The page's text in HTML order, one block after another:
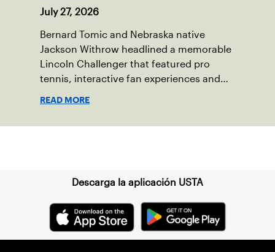
July 27, 2026
Bernard Tomic and Nebraska native
Jackson Withrow headlined a memorable
Lincoln Challenger that featured pro
tennis, interactive fan experiences and
READ MORE
Descarga la aplicación USTA